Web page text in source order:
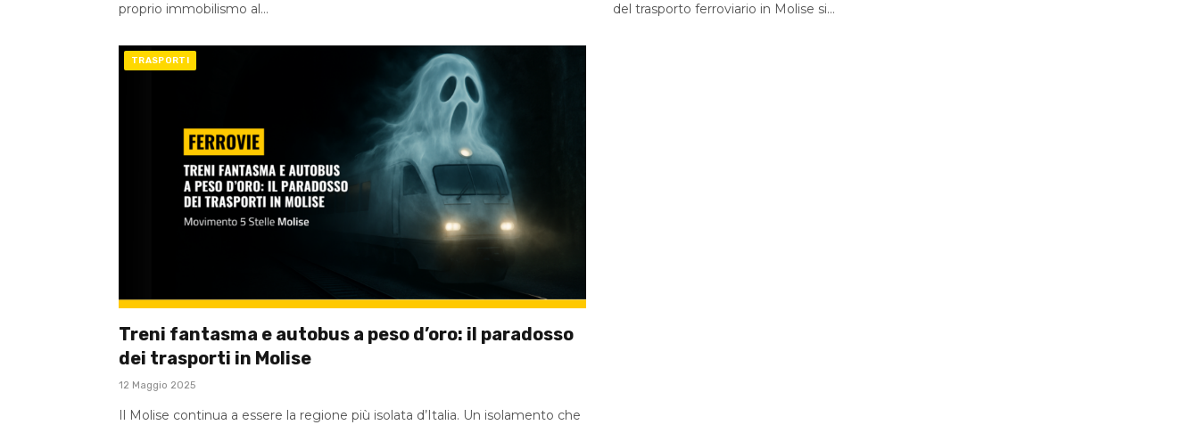
proprio immobilismo al…
del trasporto ferroviario in Molise si…
TRASPORTI
Treni fantasma e autobus a peso d’oro: il paradosso
dei trasporti in Molise
12 Maggio 2025
Il Molise continua a essere la regione più isolata d’Italia. Un isolamento che